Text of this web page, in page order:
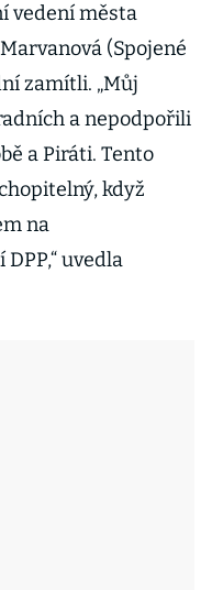
vedení města
(Spojené
zamítli. „Můj
a nepodpořili
a Piráti. Tento
když
na
uvedla